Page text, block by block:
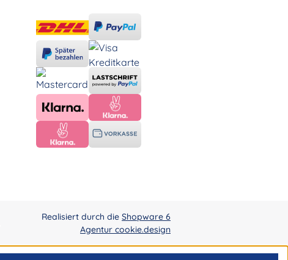
Realisiert durch die Shopware 6
Agentur cookie.design